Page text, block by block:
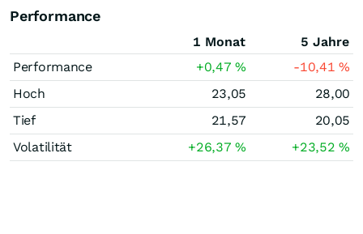
Performance
1 Monat
5 Jahre
Performance
+0,47% -10,41%
Hoch
23,05
28,00
Tief
21,57
20,05
Volatilität
+26,37% +23,52%